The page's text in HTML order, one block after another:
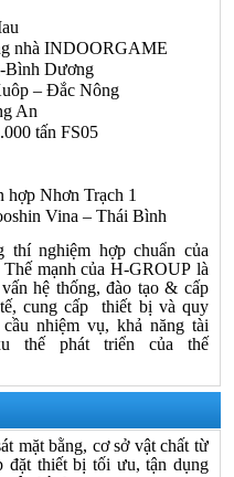
nhà INDOORGAME
Bình Dương
– Đắc Nông
An
tấn FS05
hợp Nhơn Trạch 1
Vina – Thái Bình
thí nghiệm hợp chuẩn của
mạnh củaH-GROUP là
hệ thống, đào tạo & cấp
cung cấp thiết bị và quy
nhiệm vụ, khả năng tài
thế phát triển của thế
mặt bằng, cơ sở vật chất từ
đặt thiết bị tối ưu, tận dụng